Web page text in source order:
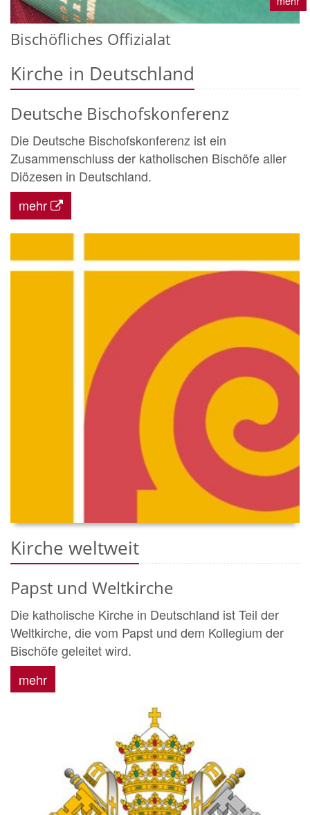
Bischöfliches Offizialat
Kirche in Deutschland
Deutsche Bischofskonferenz
Die Deutsche Bischofskonferenz ist ein
Zusammenschluss der katholischen Bischöfe aller
Diözesen in Deutschland.
mehr
Kirche weltweit
Papst und Weltkirche
Die katholische Kirche in Deutschland ist Teil der
Weltkirche, die vom Papst und dem Kollegium der
Bischöfe geleitet wird.
mehr